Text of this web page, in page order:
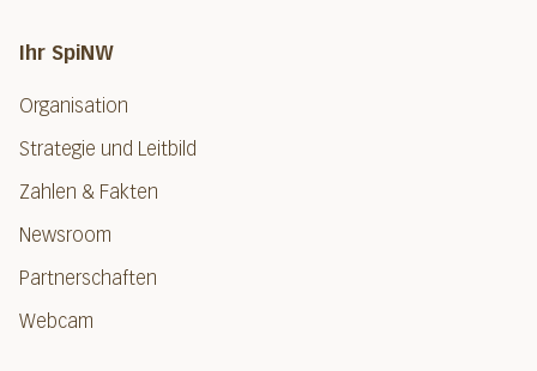
Ihr SpiNW
Organisation
Strategie und Leitbild
Zahlen & Fakten
Newsroom
Partnerschaften
Webcam